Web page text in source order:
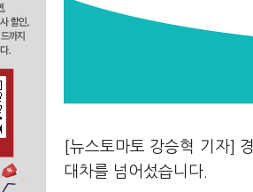
[뉴스토마토 강승혁 기자]
대차를 넘어섰습니다.